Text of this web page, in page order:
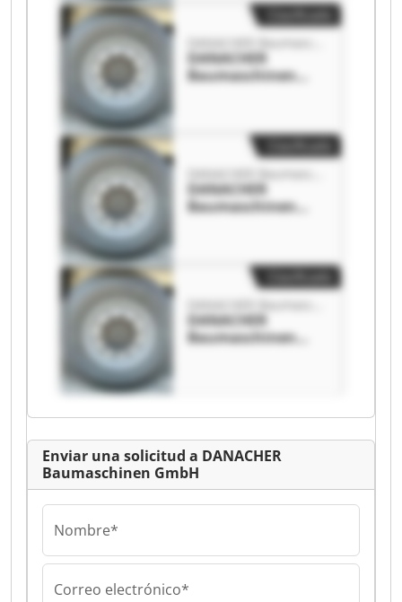
DANACHER
Baumaschinen
DANACHER
Baumaschinen
DANACHER
Baumaschinen
Enviar una solicitud a DANACHER
Baumaschinen GmbH
Nombre*
Correo electrónico*